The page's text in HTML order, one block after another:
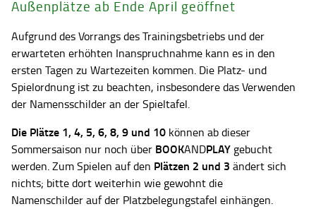
Außenplätze ab Ende April geöffnet
Aufgrund des Vorrangs des Trainingsbetriebs und der
erwarteten erhöhten Inanspruchnahme kann es in den
ersten Tagen zu Wartezeiten kommen. Die Platz- und
Spielordnung ist zu beachten, insbesondere das Verwenden
der Namensschilder an der Spieltafel.
Die Plätze 1, 4, 5, 6, 8, 9 und 10 können ab dieser
Sommersaison nur noch über BOOKANDPLAY gebucht
werden. Zum Spielen auf den Plätzen 2 und 3 ändert sich
nichts; bitte dort weiterhin wie gewohnt die
Namenschilder auf der Platzbelegungstafel einhängen.